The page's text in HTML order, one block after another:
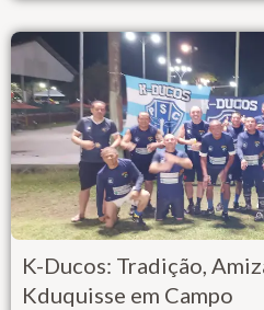
K-Ducos: Tradição,
Kduquisse em Campo